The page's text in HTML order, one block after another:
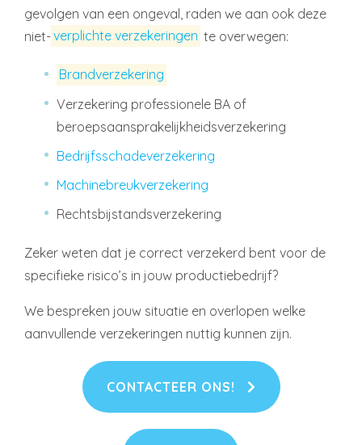
gevolgen van een ongeval, raden we aan ook deze
niet-verplichte verzekeringen te overwegen:
Brandverzekering
Verzekering professionele BA of
beroepsaansprakelijkheidsverzekering
Bedrijfsschadeverzekering
Machinebreukverzekering
Rechtsbijstandsverzekering
Zeker weten dat je correct verzekerd bent voor de
specifieke risico’s in jouw productiebedrijf?
We bespreken jouw situatie en overlopen welke
aanvullende verzekeringen nuttig kunnen zijn.
CONTACTEER ONS!